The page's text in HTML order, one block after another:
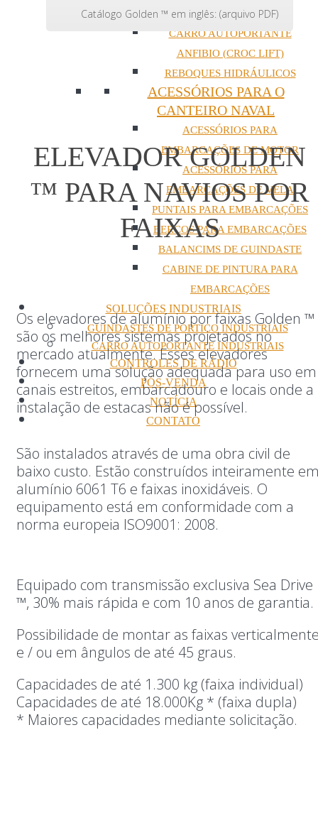
EMBARCAÇÕES
CARRO AUTOPORTANTE
ANFIBIO (CROC LIFT)
REBOQUES HIDRÁULICOS
ACESSÓRIOS PARA O
CANTEIRO NAVAL
ACESSÓRIOS PARA
EMBARCAÇÕES DE MOTOR
ACESSÓRIOS PARA
EMBARCAÇÕES DE VELA
PUNTAIS PARA EMBARCAÇÕES
BERÇOS PARA EMBARCAÇÕES
BALANCIMS DE GUINDASTE
CABINE DE PINTURA PARA
EMBARCAÇÕES
SOLUÇÕES INDUSTRIAIS
GUINDASTES DE PÓRTICO INDUSTRIAIS
CARRO AUTOPORTANTE INDUSTRIAIS
CONTROLES DE RÁDIO
PÓS-VENDA
NOTÍCIA
CONTATO
Catálogo Golden ™ em inglês: (arquivo PDF)
ELEVADOR GOLDEN
™ PARA NAVIOS POR
FAIXAS
Os elevadores de alumínio por faixas Golden ™
são os melhores sistemas projetados no
mercado atualmente. Esses elevadores
fornecem uma solução adequada para uso em
canais estreitos, embarcadouro e locais onde a
instalação de estacas não é possível.
São instalados através de uma obra civil de
baixo custo. Estão construídos inteiramente
alumínio 6061 T6 e faixas inoxidáveis. O
equipamento está em conformidade com a
norma europeia ISO9001: 2008.
Equipado com transmissão exclusiva Sea Drive
™, 30% mais rápida e com 10 anos de garantia.
Possibilidade de montar as faixas
e / ou em ângulos de até 45 graus.
Capacidades de até 1.300 kg (faixa individual)
Capacidades de até 18.000Kg * (faixa dupla)
* Maiores capacidades mediante solicitação.